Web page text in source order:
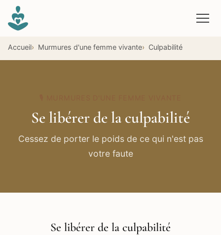
Accueil Murmures d'une femme vivante Culpabilité
Se libérer de la culpabilité
Cessez de porter le poids de ce qui n'est pas
votre faute
Se libérer de la culpabilité